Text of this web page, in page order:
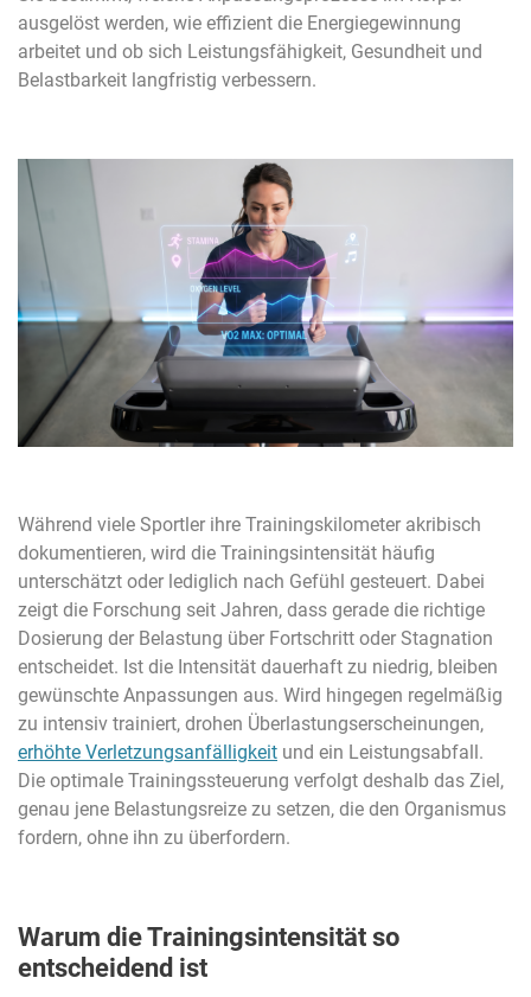
ausgelöst werden, wie effizient die Energiegewinnung
arbeitet und ob sich Leistungsfähigkeit, Gesundheit und
Belastbarkeit langfristig verbessern.
Während viele Sportler ihre Trainingskilometer akribisch
dokumentieren, wird die Trainingsintensität häufig
unterschätzt oder lediglich nach Gefühl gesteuert. Dabei
zeigt die Forschung seit Jahren, dass gerade die richtige
Dosierung der Belastung über Fortschritt oder Stagnation
entscheidet. Ist die Intensität dauerhaft zu niedrig, bleiben
gewünschte Anpassungen aus. Wird hingegen regelmäßig
zu intensiv trainiert, drohen Überlastungserscheinungen,
erhöhte Verletzungsanfälligkeit und ein Leistungsabfall.
Die optimale Trainingssteuerung verfolgt deshalb das Ziel,
genau jene Belastungsreize zu setzen, die den Organismus
fordern, ohne ihn zu überfordern.
Warum die Trainingsintensität so
entscheidend ist